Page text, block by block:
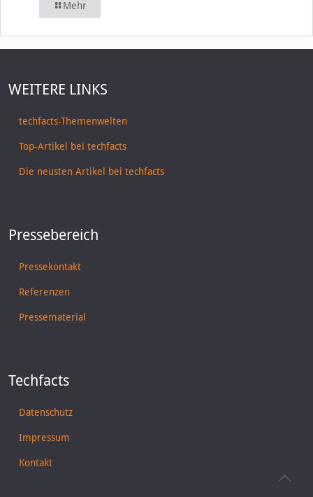
Mehr
WEITERE LINKS
techfacts-Themenwelten
Top-Artikel bei techfacts
Die neusten Artikel bei techfacts
Pressebereich
Pressekontakt
Referenzen
Pressematerial
Techfacts
Datenschutz
Impressum
Kontakt